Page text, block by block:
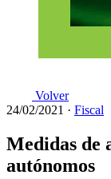
Volver
24/02/2021 · Fiscal
Medidas de
autónomos